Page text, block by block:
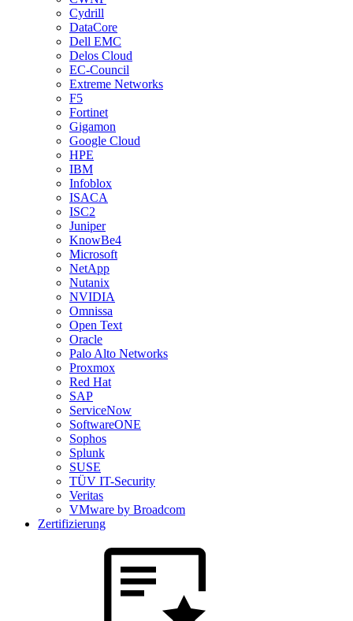
Cydrill
DataCore
Dell EMC
Delos Cloud
EC-Council
Extreme Networks
F5
Fortinet
Gigamon
Google Cloud
HPE
IBM
Infoblox
ISACA
ISC2
Juniper
KnowBe4
Microsoft
NetApp
Nutanix
NVIDIA
Omnissa
Open Text
Oracle
Palo Alto Networks
Proxmox
Red Hat
SAP
ServiceNow
SoftwareONE
Sophos
Splunk
SUSE
TÜV IT-Security
Veritas
VMware by Broadcom
Zertifizierung